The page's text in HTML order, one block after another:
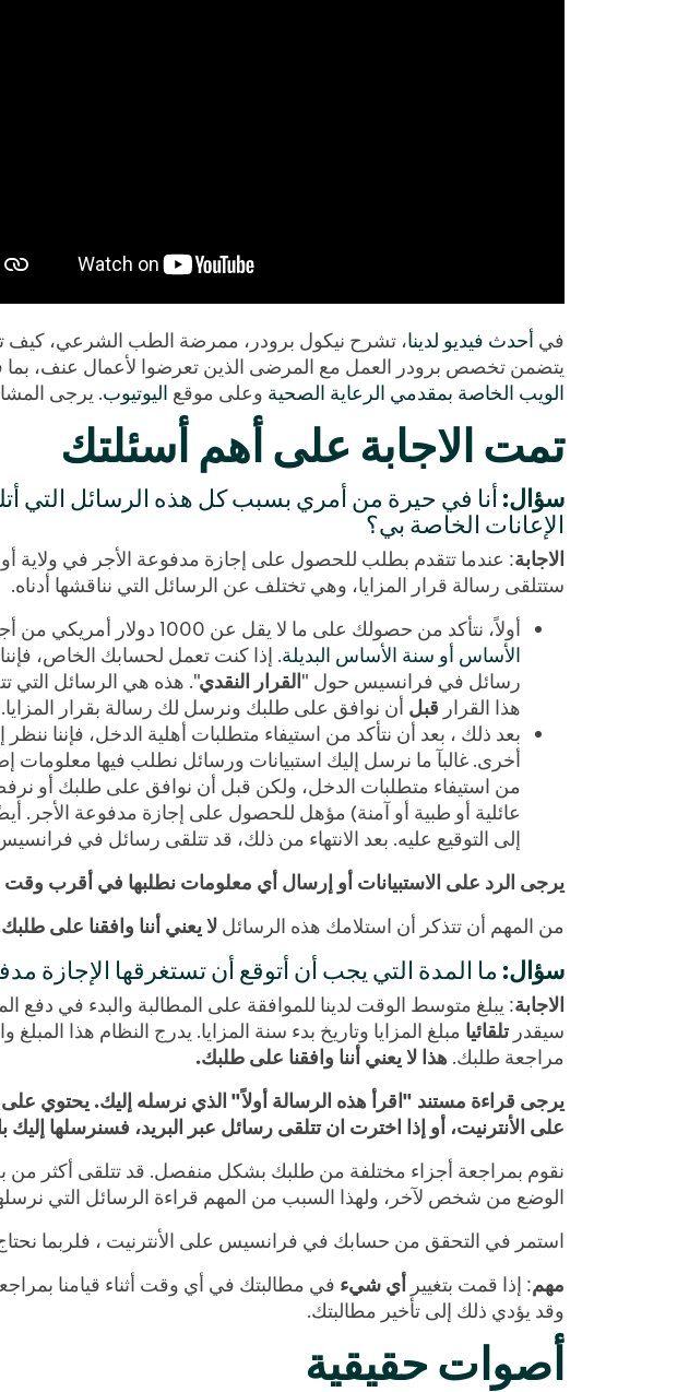
في أحدث فيديو لدينا، تشرح نيكول برودر، ممرضة الطب الشرعي، كيف
يتضمن تخصص برودر العمل مع المرضى الذين تعرضوا لأعمال عنف، بما
الويب الخاصة بمقدمي الرعاية الصحية وعلى موقع اليوتيوب. يرجى
تمت الاجابة على أهم أسئلتك
سؤال: أنا في حيرة من أمري بسبب كل هذه الرسائل التي
الإعانات الخاصة بي؟
الاجابة: عندما تتقدم بطلب للحصول على إجازة مدفوعة الأجر في ولاية
ستتلقى رسالة قرار المزايا، وهي تختلف عن الرسائل التي نناقشها أدناه.
أولاً، نتأكد من حصولك على ما لا يقل عن 1000 دولار أمريكي من أجر الخاضع أو الدخل الخاضع للضريبة من العاملين لحسابهم الخاص خلال
الأساس أو سنة الأساس البديلة. إذا كنت تعمل لحسابك الخاص،
رسائل في فرانسيس حول "القرار النقدي". هذه هي الرسائل التي
هذا القرار قبل أن نوافق على طلبك ونرسل لك رسالة بقرار
بعد ذلك ، بعد أن نتأكد من استيفاء متطلبات أهلية الدخل، فإننا
أخرى. غالبآ ما نرسل إليك استبيانات ورسائل نطلب فيها
من استيفاء متطلبات الدخل، ولكن قبل أن نوافق على طلبك أو
عائلية أو طبية أو آمنة) مؤهل للحصول على إجازة مدفوعة الأجر.
إلى التوقيع عليه. بعد الانتهاء من ذلك، قد تتلقى رسائل في
يرجى الرد على الاستبيانات أو إرسال أي معلومات نطلبها في أقرب
من المهم أن تتذكر أن استلامك هذه الرسائل لا يعني أننا وافقنا على
سؤال: ما المدة التي يجب أن أتوقع أن تستغرقها الإجازة
الاجابة
سيقدرتلقائيا مبلغ المزايا وتاريخ بدء سنة المزايا. يدرج النظام هذا
مراجعة طلبك. هذا لا يعني أننا وافقنا على طلبك.
يرجى قراءة مستند "اقرأ هذه الرسالة أولاً" الذي نرسله إليك.
على الأنترنيت، أو إذا اخترت ان تتلقى رسائل عبر البريد، فسنرسلها إليك
نقوم بمراجعة أجزاء مختلفة من طلبك بشكل منفصل. قد تتلقى أكثر
الوضع من شخص لآخر، ولهذا السبب من المهم قراءة الرسائل التي نرسلها
استمر في التحقق من حسابك في فرانسيس على الأنترنيت ، فلربما
مهم: إذا قمت بتغيير أي شيء في مطالبتك في أي وقت أثناء قيامنا
وقد يؤدي ذلك إلى تأخير مطالبتك.
أصوات حقيقية